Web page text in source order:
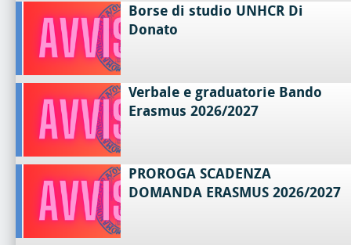
Borse di studio UNHCR Di
Donato
Verbale e graduatorie Bando
Erasmus 2026/2027
PROROGA SCADENZA
DOMANDA ERASMUS 2026/2027